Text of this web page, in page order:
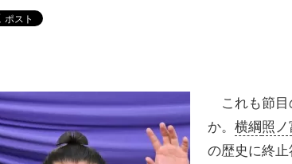
これも節目
か。 横綱照
の歴史に終止